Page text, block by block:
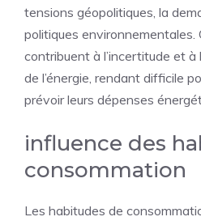
tensions géopolitiques, la
politiques environnementales.
contribuent à l’incertitude et
de l’énergie, rendant difficile
prévoir leurs dépenses
influence des
consommation
Les habitudes de